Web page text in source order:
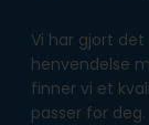
Vi har gjort
henvendelse
finner vi et
passer for deg.